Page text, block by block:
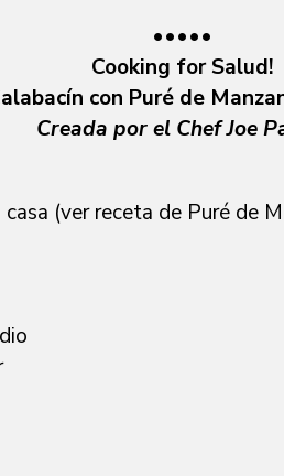
•••••
Cooking for Salud!
con Puré de
Creada por el Chef Joe
(ver receta de Puré de